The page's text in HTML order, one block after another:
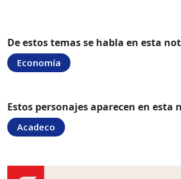
De estos temas se habla en esta
Economía
Estos personajes aparecen en esta
Acadeco